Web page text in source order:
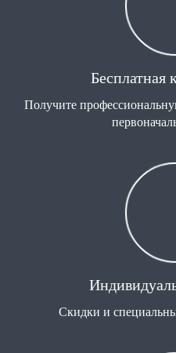
Бесплатная
Получите
Скидки и